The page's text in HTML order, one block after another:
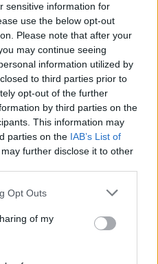
sensitive information for
use the below opt-out
Please note that after your
may continue seeing
information utilized by
to third parties prior to
opt-out of the further
by third parties on the
This information may
parties on the IAB’s List of
further disclose it to other
uses one or more Google
behaviour. You may click to
and its third-party tags to
purposes in below Google
Opt Outs
of my
έως τώρα αιτία μετά
(1/7), στον αύλειο
στο Άνω Σούλι Σερρών.
επίγειες δυνάμεις
οχήματα, ένα πεζοπόρο
δύο ελικόπτερα.